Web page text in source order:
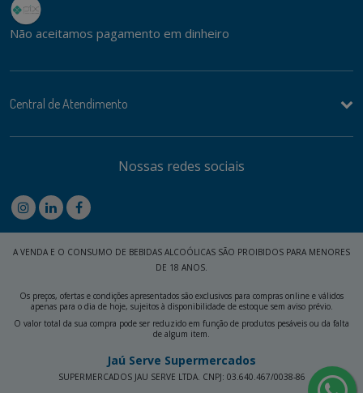
Não aceitamos pagamento em dinheiro
Central de Atendimento
Nossas redes sociais
A VENDA E O CONSUMO DE BEBIDAS ALCOÓLICAS SÃO PROIBIDOS PARA MENORES
DE 18 ANOS.
Os preços, ofertas e condições apresentados são exclusivos para compras online e válidos
apenas para o dia de hoje, sujeitos à disponibilidade de estoque sem aviso prévio.
O valor total da sua compra pode ser reduzido em função de produtos pesáveis ou da falta
de algum item.
Jaú Serve Supermercados
SUPERMERCADOS JAU SERVE LTDA. CNPJ: 03.640.467/0038-86